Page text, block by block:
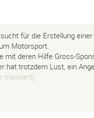
für die Erstellung
Motorsport.
mit deren Hilfe Gross-
hat trotzdem Lust, ein
maskiert]